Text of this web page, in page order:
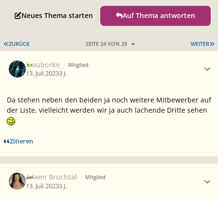
Neues Thema starten Auf Thema antworten
ERSTE SEITE
ZURÜCK WEITER
SEITE 24 VON 29
Blauborke Mitglied
13. Juli 20233 J.
Da stehen neben den beiden ja noch weitere Mitbewerber auf
der Liste, vielleicht werden wir ja auch lachende Dritte sehen
Zitieren
Arwen Bruchtal Mitglied
13. Juli 20233 J.